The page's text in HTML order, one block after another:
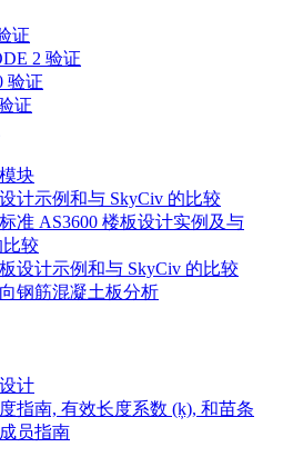
证
2 验证
验证
证
块
计示例和与 SkyCiv 的比较
准 AS3600 楼板设计实例及与
比较
设计示例和与 SkyCiv 的比较
钢筋混凝土板分析
计
指南, 有效长度系数 (ķ), 和苗条
员指南